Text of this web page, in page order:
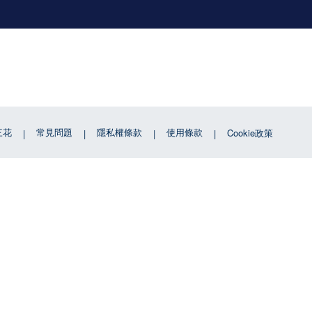
花 常見問題 隱私權條款 使用條款 Cookie政策